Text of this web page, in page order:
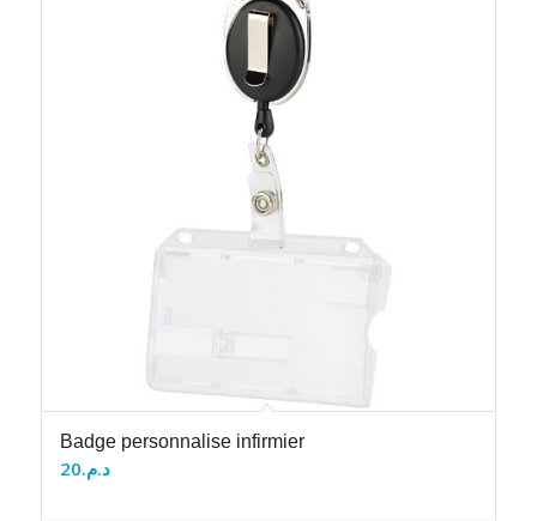
Badge personnalise infirmier
د.م.20